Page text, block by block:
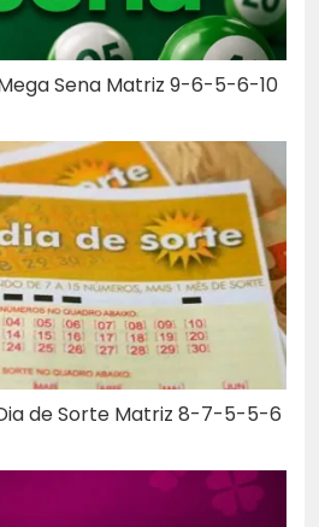
Sena Matriz 9-6-5-6-10
de Sorte Matriz 8-7-5-5-6